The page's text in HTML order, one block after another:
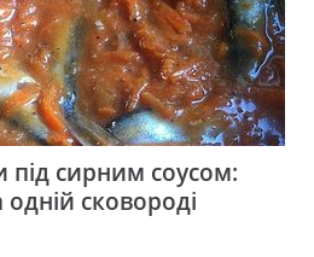
сирним соусом:
сковороді